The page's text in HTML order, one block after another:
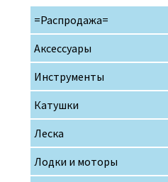
=Распродажа=
Аксессуары
Инструменты
Катушки
Леска
Лодки и моторы